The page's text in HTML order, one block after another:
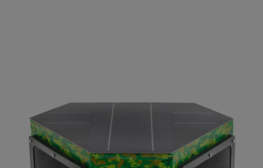
nyomkövetés
Kiegészítők